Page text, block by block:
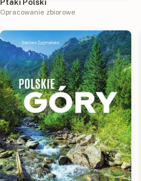
Ptaki Polski
Opracowanie zbiorowe